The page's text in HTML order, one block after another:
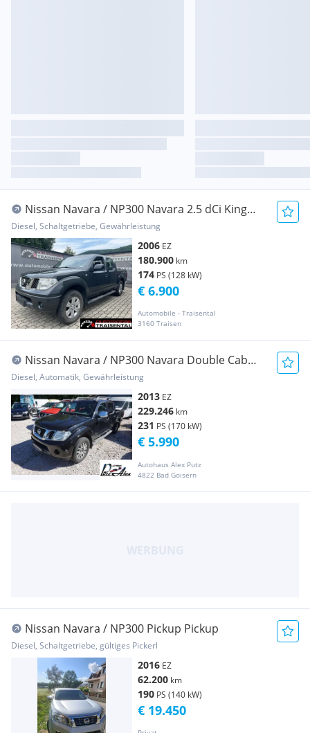
Nissan Navara / NP300 Navara 2.5 dCi King
Cab Pickup
Diesel, Schaltgetriebe, Gewährleistung
2006 EZ
180.900 km
174 PS (128 kW)
Automobile - Traisental
3160 Traisen
€ 6.900
Nissan Navara / NP300 Navara Double Cab
Navara 3,0 dCi 4x4 !!!!MOTORS... Pickup
Diesel, Automatik, Gewährleistung
2013 EZ
229.246 km
231 PS (170 kW)
Autohaus Alex Putz
4822 Bad Goisern
€ 5.990
Nissan Navara / NP300 Pickup Pickup
Diesel, Schaltgetriebe, gültiges Pickerl
2016 EZ
62.200 km
190 PS (140 kW)
€ 19.450